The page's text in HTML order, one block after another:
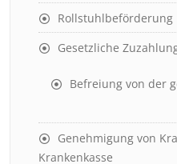
Rollstuhlbeförderung
Gesetzliche
Befreiung von der
Genehmigung von
Krankenkasse